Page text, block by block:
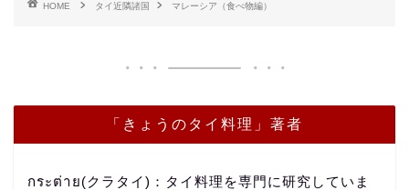
HOME タイ近隣諸国 マレーシア（食べ物編）
「きょうのタイ料理」著者
กระต่าย(クラタイ)：タイ料理を専門に研究していま